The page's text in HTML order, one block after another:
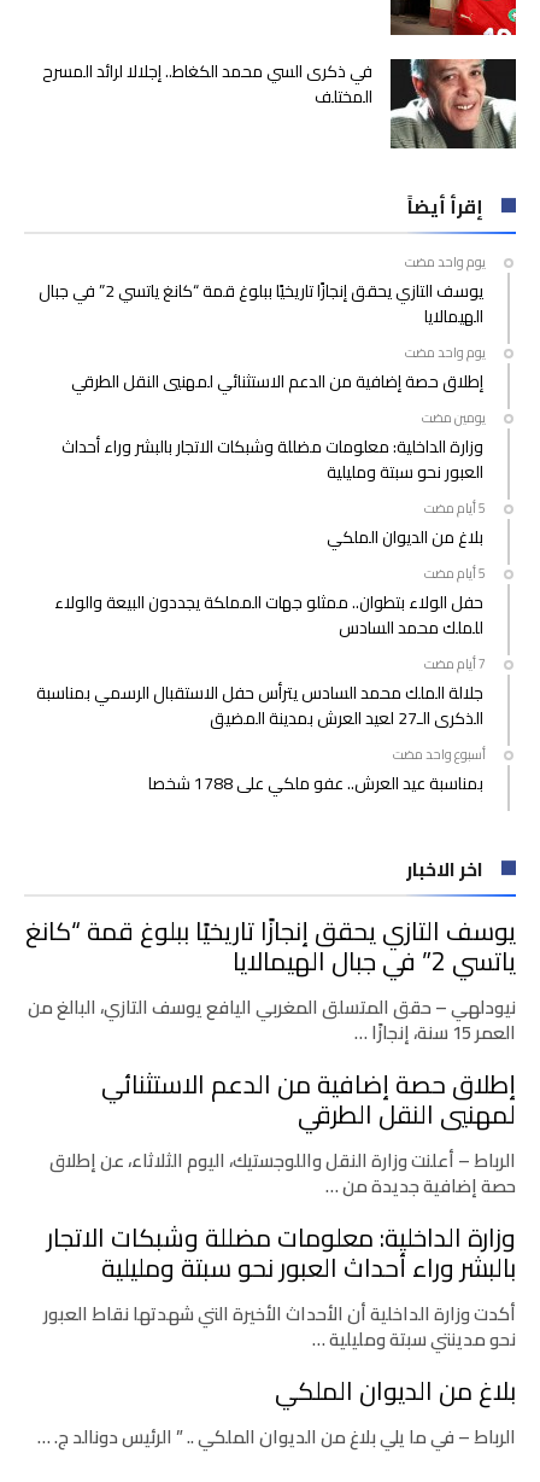
في ذكرى السي محمد الكغاط.. إجلالا لرائد المسرح
المختلف
إقرأ أيضاً
‫‫‫‏‫يوم واحد مضت‬
يوسف التازي يحقق إنجازًا تاريخيًا ببلوغ قمة “كانغ ياتسي 2” في جبال
الهيمالايا
‫‫‫‏‫يوم واحد مضت‬
إطلاق حصة إضافية من الدعم الاستثنائي لمهنيي النقل الطرقي
‫‫‫‏‫يومين مضت‬
وزارة الداخلية: معلومات مضللة وشبكات الاتجار بالبشر وراء أحداث
العبور نحو سبتة ومليلية
بلاغ من الديوان الملكي
حفل الولاء بتطوان.. ممثلو جهات المملكة يجددون البيعة والولاء
للملك محمد السادس
جلالة الملك محمد السادس يترأس حفل الاستقبال الرسمي بمناسبة
الذكرى الـ27 لعيد العرش بمدينة المضيق
‫‫‫‏‫أسبوع واحد مضت‬
بمناسبة عيد العرش.. عفو ملكي على 1788 شخصا
اخر الاخبار
يوسف التازي يحقق إنجازًا تاريخيًا ببلوغ قمة “كانغ
ياتسي 2” في جبال الهيمالايا
نيودلهي – حقق المتسلق المغربي اليافع يوسف التازي، البالغ من
العمر 15 سنة، إنجازًا …
إطلاق حصة إضافية من الدعم الاستثنائي
لمهنيي النقل الطرقي
الرباط – أعلنت وزارة النقل واللوجستيك، اليوم الثلاثاء، عن إطلاق
حصة إضافية جديدة من …
وزارة الداخلية: معلومات مضللة وشبكات الاتجار
بالبشر وراء أحداث العبور نحو سبتة ومليلية
أكدت وزارة الداخلية أن الأحداث الأخيرة التي شهدتها نقاط العبور
نحو مدينتي سبتة ومليلية …
بلاغ من الديوان الملكي
الرباط – في ما يلي بلاغ من الديوان الملكي .. ” الرئيس دونالد ج. …